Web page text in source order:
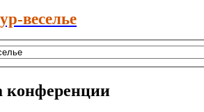
веселье
конференции